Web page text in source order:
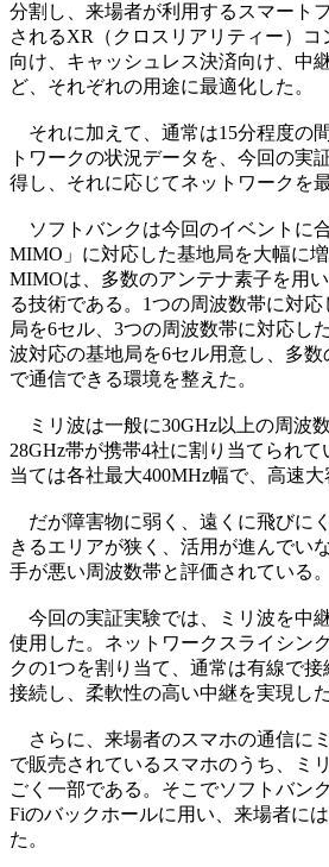
分割し、来場者が利用するスマート
されるXR（クロスリアリティー）コ
向け、キャッシュレス決済向け、中
ど、それぞれの用途に最適化した。
それに加えて、通常は15分程度の
トワークの状況データを、今回の実
得し、それに応じてネットワークを
ソフトバンクは今回のイベントに
MIMO」に対応した基地局を大幅に
MIMOは、多数のアンテナ素子を用
る技術である。1つの周波数帯に対応
局を6セル、3つの周波数帯に対応し
波対応の基地局を6セル用意し、多
で通信できる環境を整えた。
ミリ波は一般に30GHz以上の周波
28GHz帯が携帯4社に割り当てられて
当ては各社最大400MHz幅で、高速大
だが障害物に弱く、遠くに飛びに
きるエリアが狭く、活用が進んでい
手が悪い周波数帯と評価されている。
今回の実証実験では、ミリ波を中
使用した。ネットワークスライシン
クの1つを割り当て、通常は有線で
接続し、柔軟性の高い中継を実現した
さらに、来場者のスマホの通信に
で販売されているスマホのうち、ミ
ごく一部である。そこでソフトバン
Fiのバックホールに用い、来場者に
た。